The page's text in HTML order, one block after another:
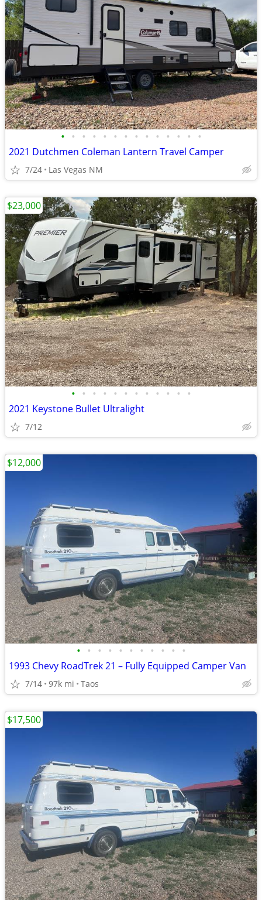
• • • • • • • • • • • • • •
2021 Dutchmen Coleman Lantern Travel Camper
7/24 Las Vegas NM
• • • • • • • • • • • •
2021 Keystone Bullet Ultralight
7/12
$23,000
• • • • • • • • • • •
1993 Chevy RoadTrek 21 – Fully Equipped Camper Van
7/14 97k mi Taos
$12,000
$17,500